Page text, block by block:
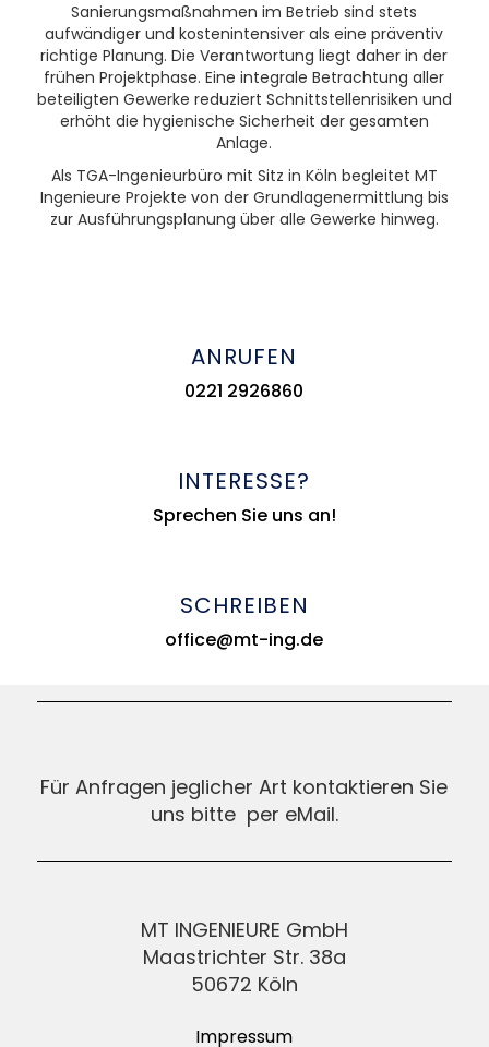
Sanierungsmaßnahmen im Betrieb sind stets
aufwändiger und kostenintensiver als eine präventiv
richtige Planung. Die Verantwortung liegt daher in der
frühen Projektphase. Eine integrale Betrachtung aller
beteiligten Gewerke reduziert Schnittstellenrisiken und
erhöht die hygienische Sicherheit der gesamten
Anlage.
Als TGA-Ingenieurbüro mit Sitz in Köln begleitet MT
Ingenieure Projekte von der Grundlagenermittlung bis
zur Ausführungsplanung über alle Gewerke hinweg.
ANRUFEN
0221 2926860
INTERESSE?
Sprechen Sie uns an!
SCHREIBEN
office@mt-ing.de
Für Anfragen jeglicher Art kontaktieren Sie
uns bitte per eMail.
MT INGENIEURE GmbH
Maastrichter Str. 38a
50672 Köln
Impressum